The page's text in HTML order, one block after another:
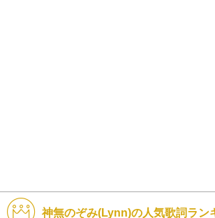
神無のぞみ(Lynn)の人気歌詞ラン